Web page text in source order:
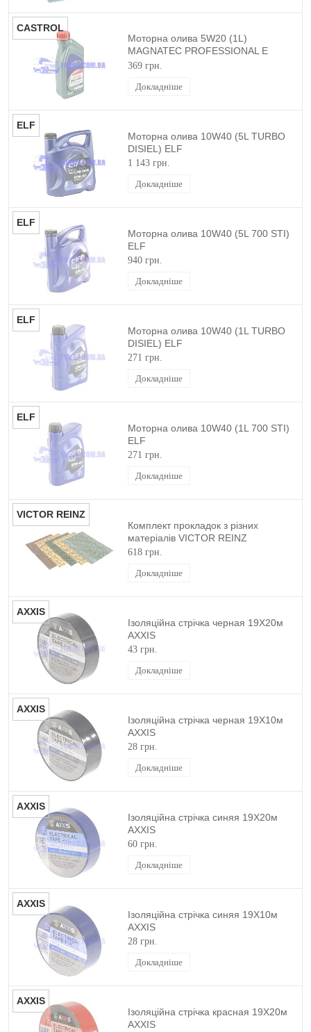
CASTROL
Моторна олива 5W20 (1L)
MAGNATEC PROFESSIONAL E
CASTROL
369 грн.
Докладніше
ELF
Моторна олива 10W40 (5L TURBO
DISIEL) ELF
1 143 грн.
Докладніше
ELF
Моторна олива 10W40 (5L 700 STI)
ELF
940 грн.
Докладніше
ELF
Моторна олива 10W40 (1L TURBO
DISIEL) ELF
271 грн.
Докладніше
ELF
Моторна олива 10W40 (1L 700 STI)
ELF
271 грн.
Докладніше
VICTOR REINZ
Комплект прокладок з різних
матеріалів VICTOR REINZ
618 грн.
Докладніше
AXXIS
Ізоляційна стрічка черная 19X20м
AXXIS
43 грн.
Докладніше
AXXIS
Ізоляційна стрічка черная 19X10м
AXXIS
28 грн.
Докладніше
AXXIS
Ізоляційна стрічка синяя 19X20м
AXXIS
60 грн.
Докладніше
AXXIS
Ізоляційна стрічка синяя 19X10м
AXXIS
28 грн.
Докладніше
AXXIS
Ізоляційна стрічка красная 19X20м
AXXIS